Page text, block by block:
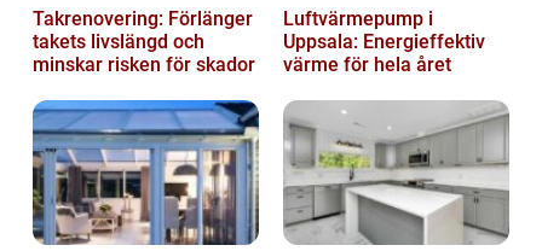
Takrenovering: Förlänger
takets livslängd och
minskar risken för skador
Luftvärmepump i
Uppsala: Energieffektiv
värme för hela året